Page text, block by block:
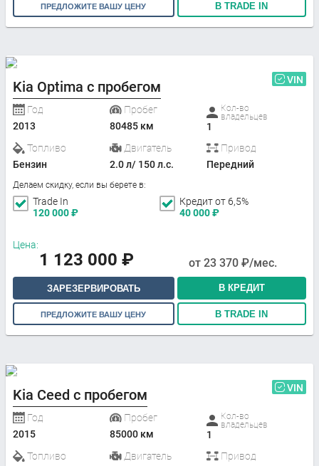
ПРЕДЛОЖИТЕ ВАШУ ЦЕНУ В TRADE IN
Kia Optima с пробегом VIN
Год
2013
Пробег
80485 км
Кол-во
владельцев
1
Топливо
Бензин
Двигатель
2.0 л/ 150 л.с.
Привод
Передний
Делаем скидку, если вы берете в:
Trade In
120 000₽
Кредит от 6,5%
40 000₽
Цена:
1 123 000 ₽ от 23 370 ₽/мес.
ЗАРЕЗЕРВИРОВАТЬ В КРЕДИТ
ПРЕДЛОЖИТЕ ВАШУ ЦЕНУ В TRADE IN
Kia Ceed с пробегом VIN
Год
2015
Пробег
85000 км
Кол-во
владельцев
1
Топливо
Двигатель
Привод